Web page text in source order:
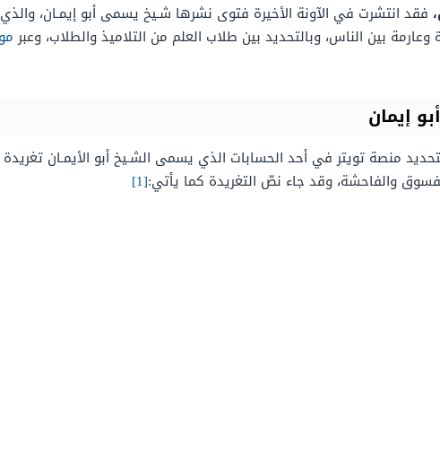
فقد انتشرت في الآونة الأخيرة فتوى نشرها شـيخ يسمى أبو إيمـان،
بين الناس، وبالتحديد بين طلاب العلم من التلاميذ والطلاب، وعبر
إيمان
منصة تويتر في أحد الحسابات الذي يسمى الشـيخ أبو الأيمـان
والفاحشة، وقد جاء نصّ التغريدة كما يأتي:[1]